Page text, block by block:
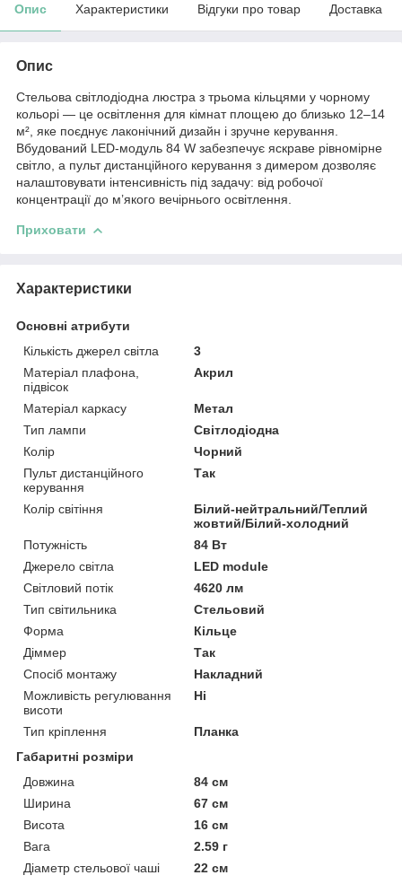
Опис Характеристики Відгуки про товар Доставка
Опис
Стельова світлодіодна люстра з трьома кільцями у чорному
кольорі — це освітлення для кімнат площею до близько 12–14
м², яке поєднує лаконічний дизайн і зручне керування.
Вбудований LED-модуль 84 W забезпечує яскраве рівномірне
світло, а пульт дистанційного керування з димером дозволяє
налаштовувати інтенсивність під задачу: від робочої
концентрації до м’якого вечірнього освітлення.
Приховати
Характеристики
Основні атрибути
Кількість джерел світла
3
Матеріал плафона,
підвісок
Акрил
Матеріал каркасу
Метал
Тип лампи
Світлодіодна
Колір
Чорний
Пульт дистанційного
керування
Так
Колір світіння
Білий-нейтральний/Теплий
жовтий/Білий-холодний
Потужність
84 Вт
Джерело світла
LED module
Світловий потік
4620 лм
Тип світильника
Стельовий
Форма
Кільце
Діммер
Так
Спосіб монтажу
Накладний
Можливість регулювання
висоти
Ні
Тип кріплення
Планка
Габаритні розміри
Довжина
84 см
Ширина
67 см
Висота
16 см
Вага
2.59 г
Діаметр стельової чаші
22 см